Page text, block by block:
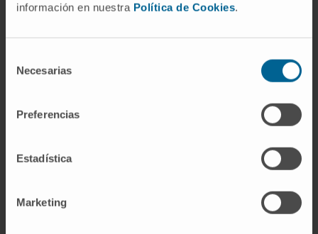
información en nuestra Política de Cookies.
Necesarias
Preferencias
Estadística
Marketing
requiere anestesia general?
No. La fibroscopia flexible y la
habitualmente con el paciente despierto, con
un anestésico tópico en la nariz o la garganta.
(microlaringoscopia), que es la variante
¿Es lo mismo laringoscopia directa